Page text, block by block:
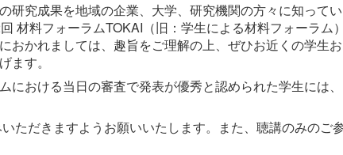
究成果を地域の企業、大学、研究機関の方々に知ってい
材料フォーラムTOKAI（旧：学生による材料フォーラム
かれましては、趣旨をご理解の上、ぜひお近くの学生
ます。
おける当日の審査で発表が優秀と認められた学生には
ただきますようお願いいたします。また、聴講のみのご